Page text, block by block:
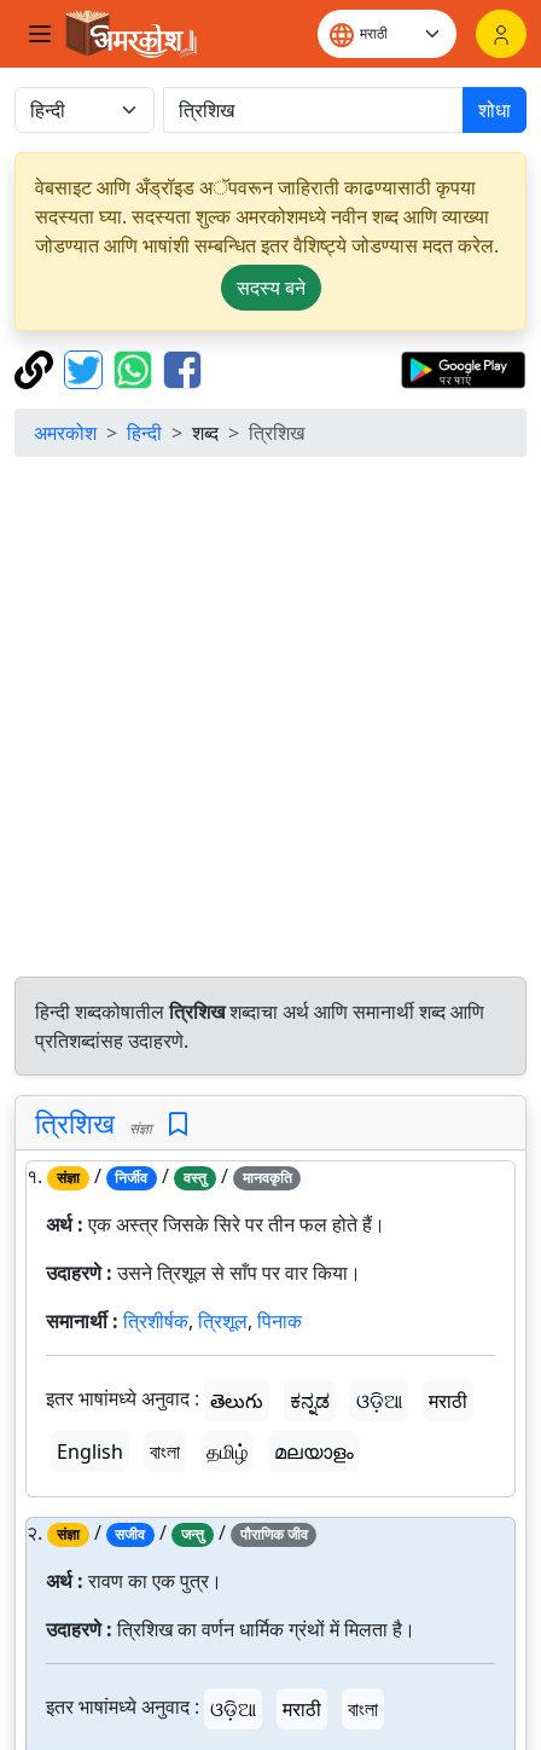
शोधा
वेबसाइट आणि अँड्रॉइड अॅपवरून जाहिराती काढण्यासाठी कृपया
सदस्यता घ्या. सदस्यता शुल्क अमरकोशमध्ये नवीन शब्द आणि व्याख्या
जोडण्यात आणि भाषांशी सम्बन्धित इतर वैशिष्ट्ये जोडण्यास मदत करेल.
सदस्य बने
अमरकोश हिन्दी शब्द त्रिशिख
हिन्दी शब्दकोषातीलत्रिशिखशब्दाचा अर्थ आणि समानार्थी शब्द आणि
प्रतिशब्दांसह उदाहरणे.
त्रिशिख संज्ञा
१. संज्ञा / निर्जीव / वस्तु / मानवकृति
अर्थ :एक अस्त्र जिसके सिरे पर तीन फल होते हैं।
उदाहरणे :उसने त्रिशूल से साँप पर वार किया।
समानार्थी :त्रिशीर्षक,त्रिशूल,पिनाक
इतर भाषांमध्ये अनुवाद : తెలుగు ಕನ್ನಡ ଓଡ଼ିଆ
मराठी
English
বাংলা தமிழ் മലയാളം
२. संज्ञा / सजीव / जन्तु / पौराणिक जीव
अर्थ :रावण का एक पुत्र।
उदाहरणे :त्रिशिख का वर्णन धार्मिक ग्रंथों में मिलता है।
इतर भाषांमध्ये अनुवाद : ଓଡ଼ିଆ मराठी বাংলা